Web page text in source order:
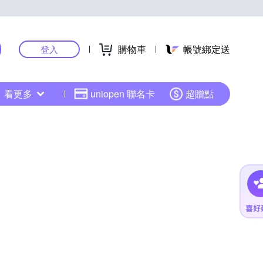
登入 購物車 帳號綁定送
看更多 uniopen 聯名卡 超贈點